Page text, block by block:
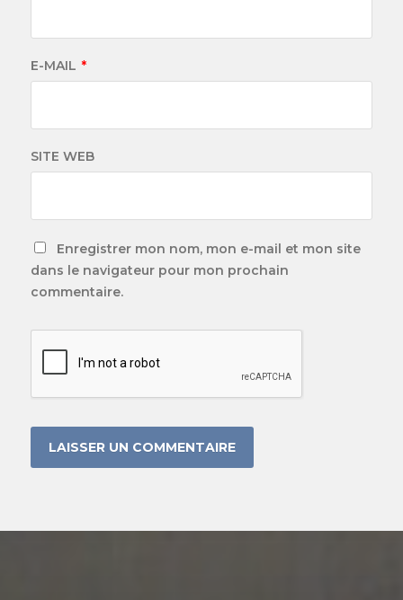
E-MAIL *
SITE WEB
Enregistrer mon nom, mon e-mail et mon site
dans le navigateur pour mon prochain
commentaire.